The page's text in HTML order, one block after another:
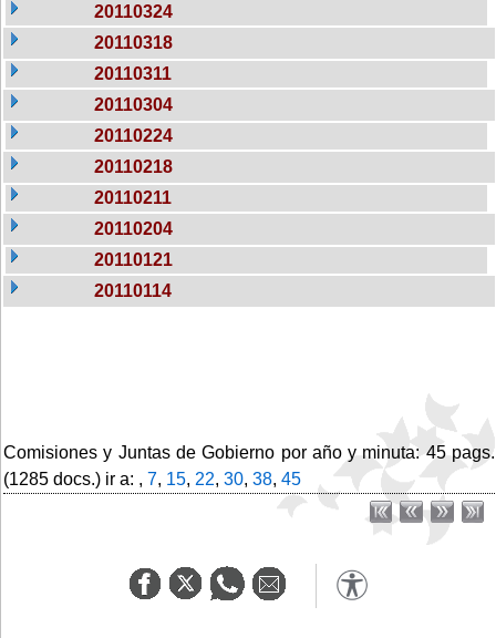
20110324
20110318
20110311
20110304
20110224
20110218
20110211
20110204
20110121
20110114
Comisiones y Juntas de Gobierno por año y minuta: 45 pags.
(1285 docs.) ir a: , 7, 15, 22, 30, 38, 45